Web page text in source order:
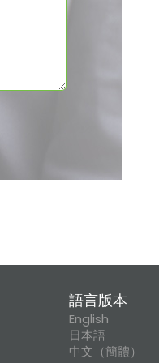
語言版本
English
日本語
中文（簡體）